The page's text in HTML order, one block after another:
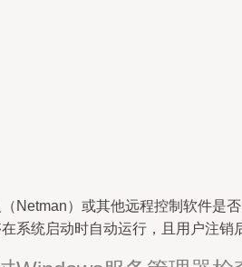
Netman）或其他远程控制软件是
系统启动时自动运行，且用户注销